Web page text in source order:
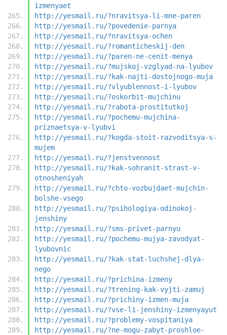
izmenyaet
http://yesmail.ru/?nravitsya-li-mne-paren
http://yesmail.ru/?povedenie-parnya
http://yesmail.ru/?nravitsya-ochen
http://yesmail.ru/?romanticheskij-den
http://yesmail.ru/?paren-ne-cenit-menya
http://yesmail.ru/?mujskoj-vzglyad-na-lyubov
http://yesmail.ru/?kak-najti-dostojnogo-muja
http://yesmail.ru/?vlyublennost-i-lyubov
http://yesmail.ru/?oskorbit-mujchinu
http://yesmail.ru/?rabota-prostitutkoj
http://yesmail.ru/?pochemu-mujchina-
priznaetsya-v-lyubvi
http://yesmail.ru/?kogda-stoit-razvoditsya-s-
mujem
http://yesmail.ru/?jenstvennost
http://yesmail.ru/?kak-sohranit-strast-v-
otnosheniyah
http://yesmail.ru/?chto-vozbujdaet-mujchin-
bolshe-vsego
http://yesmail.ru/?psihologiya-odinokoj-
jenshiny
http://yesmail.ru/?sms-privet-parnyu
http://yesmail.ru/?pochemu-mujya-zavodyat-
lyubovnic
http://yesmail.ru/?kak-stat-luchshej-dlya-
nego
http://yesmail.ru/?prichina-izmeny
http://yesmail.ru/?trening-kak-vyjti-zamuj
http://yesmail.ru/?prichiny-izmen-muja
http://yesmail.ru/?vse-li-jenshiny-izmenyayut
http://yesmail.ru/?problemy-vospitaniya
http://yesmail.ru/?ne-mogu-zabyt-proshloe-